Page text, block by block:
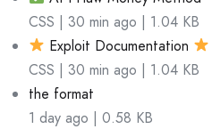
CSS | 30 min ago | 1.04 KB
Exploit Documentation
CSS | 30 min ago | 1.04 KB
the format
1 day ago | 0.58 KB